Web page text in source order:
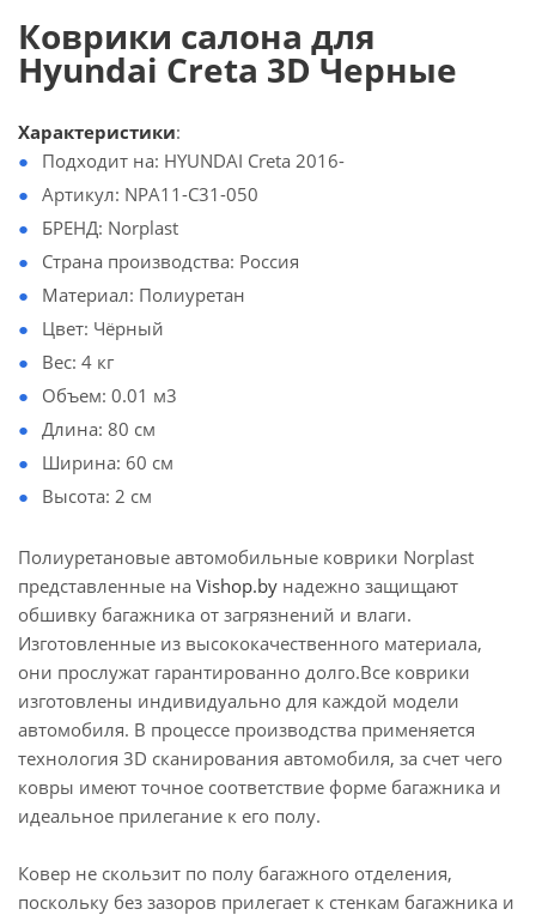
Коврики салона для
Hyundai Creta 3D Черные
Характеристики:
Подходит на: HYUNDAI Creta 2016-
Артикул: NPA11-C31-050
БРЕНД: Norplast
Страна производства: Россия
Материал: Полиуретан
Цвет: Чёрный
Вес: 4 кг
Объем: 0.01 м3
Длина: 80 см
Ширина: 60 см
Высота: 2 см
Полиуретановые автомобильные коврики Norplast
представленные на Vishop.by надежно защищают
обшивку багажника от загрязнений и влаги.
Изготовленные из высококачественного материала,
они прослужат гарантированно долго.Все коврики
изготовлены индивидуально для каждой модели
автомобиля. В процессе производства применяется
технология 3D сканирования автомобиля, за счет чего
ковры имеют точное соответствие форме багажника и
идеальное прилегание к его полу.
Ковер не скользит по полу багажного отделения,
поскольку без зазоров прилегает к стенкам багажника и